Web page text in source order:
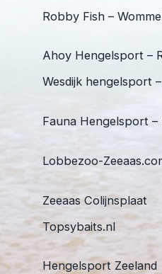
Robby Fish –
Ahoy Hengelsport –
Wesdijk hengelsport
Fauna Hengelsport –
Lobbezoo-
Zeeaas Colijnsplaat
Topsybaits.nl
Hengelsport Zeeland